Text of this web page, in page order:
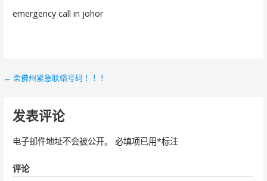
emergency call in johor
文
章
导
航
← 柔佛州紧急联络号码 ！！！
发表评论
电子邮件地址不会被公开。 必填项已用*标注
评论